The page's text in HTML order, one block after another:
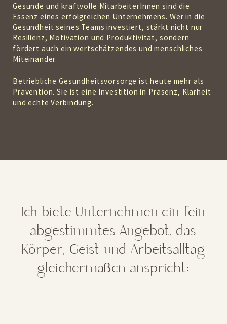
Gesunde und kraftvolle MitarbeiterInnen sind die
Essenz eines erfolgreichen Unternehmens. Wer in die
Gesundheit seines Teams investiert, stärkt nicht nur
Resilienz, Motivation und Produktivität, sondern
fördert auch ein wertschätzendes und menschliches
Miteinander.
Betriebliche Gesundheitsvorsorge ist heute mehr als
Prävention. Sie ist eine Investition in Präsenz, Klarheit
und echte Verbindung.
Ich biete Unternehmen ein fein
abgestimmtes Angebot, das
Körper, Geist und Arbeitsalltag
gleichermaßen anspricht: